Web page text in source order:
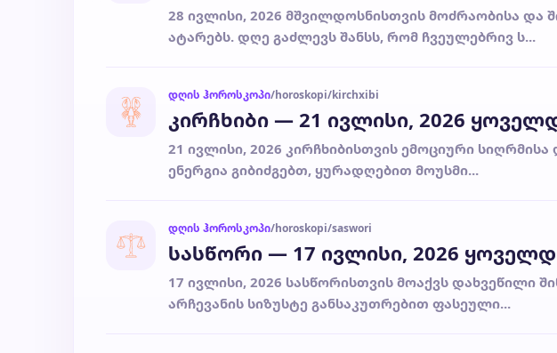
28 ივლისი, 2026 მშვილდოსნისთვის მოძრაობისა და
ატარებს. დღე გაძლევს შანსს, რომ ჩვეულებრივ ს...
დღის ჰოროსკოპი/horoskopi/kirchxibi
კირჩხიბი — 21 ივლისი, 2026
21 ივლისი, 2026 კირჩხიბისთვის ემოციური
ენერგია გიბიძგებთ, ყურადღებით მოუსმი...
დღის ჰოროსკოპი/horoskopi/saswori
სასწორი — 17 ივლისი, 2026
17 ივლისი, 2026 სასწორისთვის მოაქვს დახვეწილი
არჩევანის სიზუსტე განსაკუთრებით ფასეული...